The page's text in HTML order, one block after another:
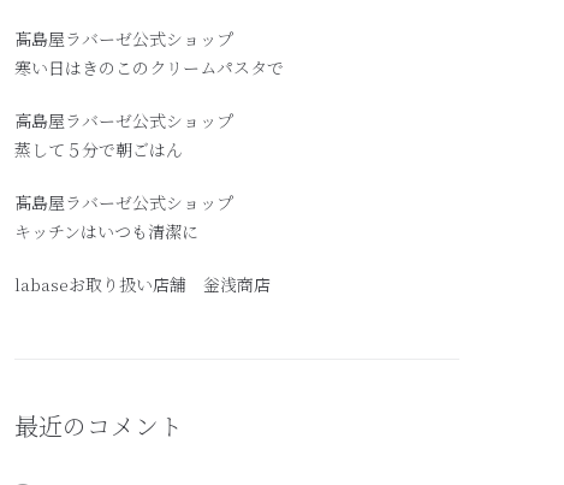
髙島屋ラバーゼ公式ショップ
寒い日はきのこのクリームパスタで
高島屋ラバーゼ公式ショップ
蒸して５分で朝ごはん
髙島屋ラバーゼ公式ショップ
キッチンはいつも清潔に
labaseお取り扱い店舗 釡浅商店
最近のコメント